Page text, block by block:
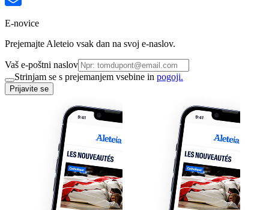
E-novice
Prejemajte Aleteio vsak dan na svoj e-naslov.
Vaš e-poštni naslov
Strinjam se s prejemanjem vsebine in pogoji.
Prijavite se